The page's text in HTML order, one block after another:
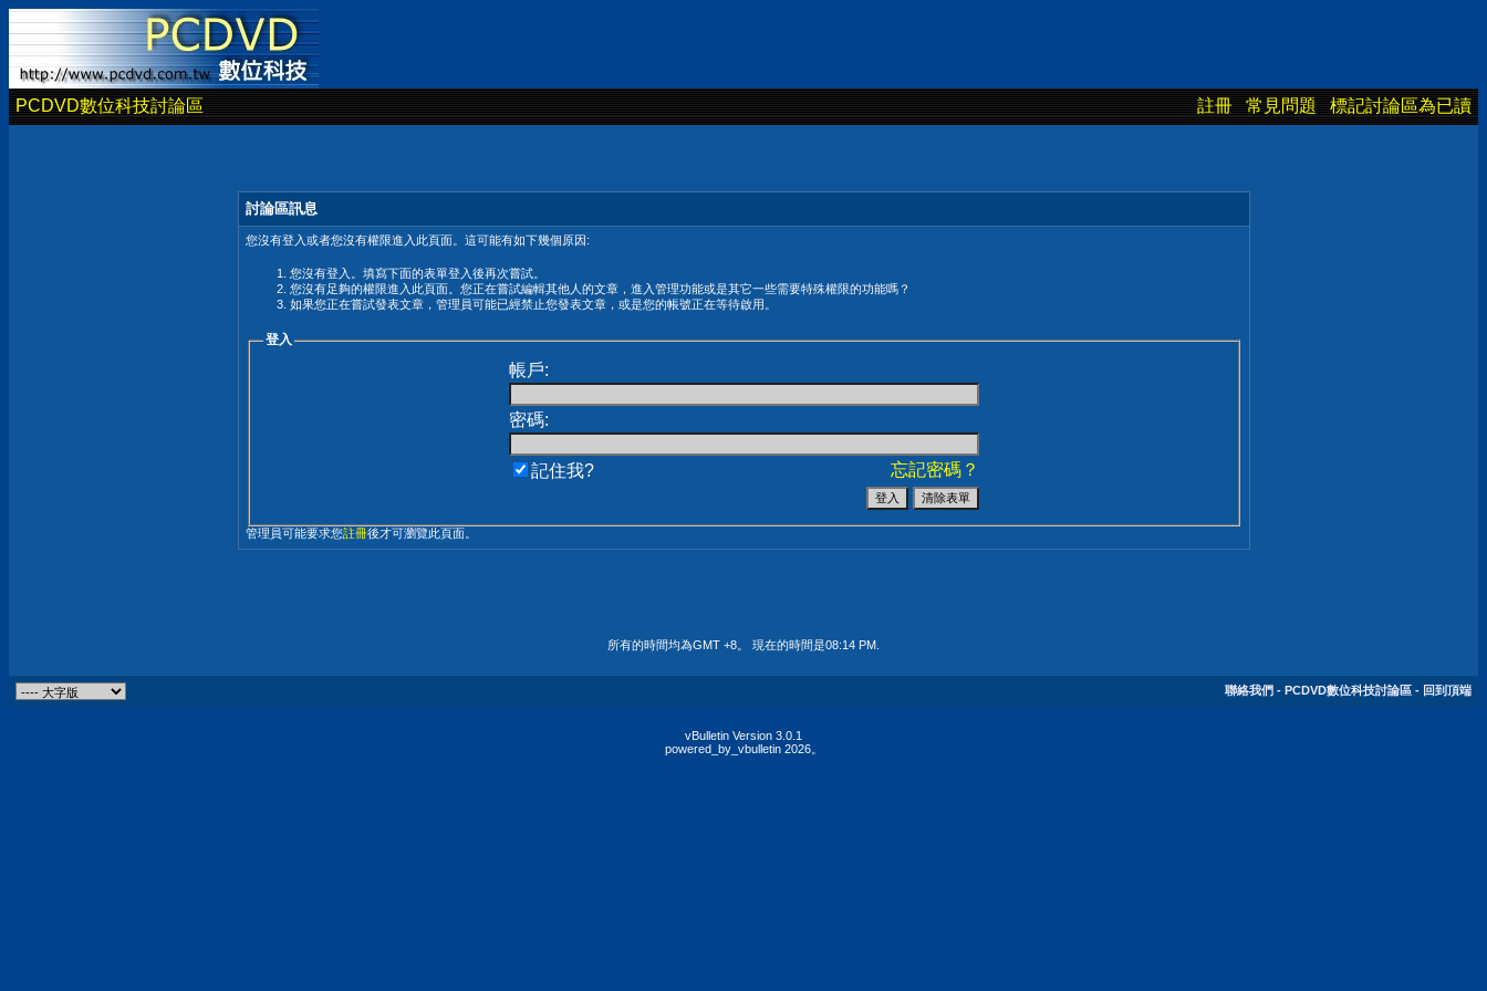
PCDVD數位科技討論區 註冊 常見問題 標記討論區為已讀
討論區訊息
您沒有登入或者您沒有權限進入此頁面。這可能有如下幾個原因:
您沒有登入。填寫下面的表單登入後再次嘗試。
您沒有足夠的權限進入此頁面。您正在嘗試編輯其他人的文章，進入管理功能或是其它一些需要特殊權限的功能嗎？
如果您正在嘗試發表文章，管理員可能已經禁止您發表文章，或是您的帳號正在等待啟用。
登入
帳戶:
密碼:
忘記密碼？
記住我?
管理員可能要求您註冊後才可瀏覽此頁面。
所有的時間均為GMT +8。 現在的時間是08:14 PM
聯絡我們 - PCDVD數位科技討論區 - 回到頂端
vBulletin Version 3.0.1
powered_by_vbulletin 2026。